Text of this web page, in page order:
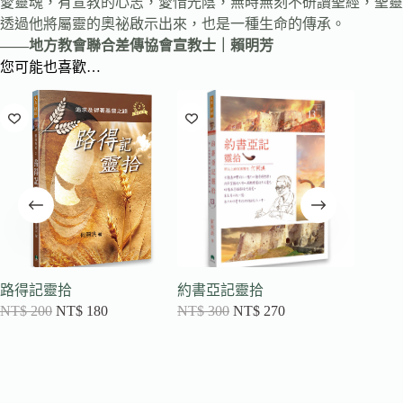
透過他將屬靈的奧祕啟示出來，也是一種生命的傳承。
——地方教會聯合差傳協會宣教士｜賴明芳
您可能也喜歡…
路得記靈拾
NT$200 NT$ 180
約書亞記靈拾
NT$300 NT$ 270